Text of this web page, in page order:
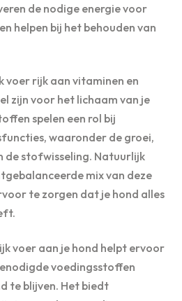
de nodige energie voor
helpen bij het behouden van
voer rijk aan vitaminen en
zijn voor het lichaam van je
spelen een rol bij
waaronder de groei,
de stofwisseling. Natuurlijk
mix van deze
te zorgen dat je hond alles
voer aan je hond helpt ervoor
voedingsstoffen
te blijven. Het biedt